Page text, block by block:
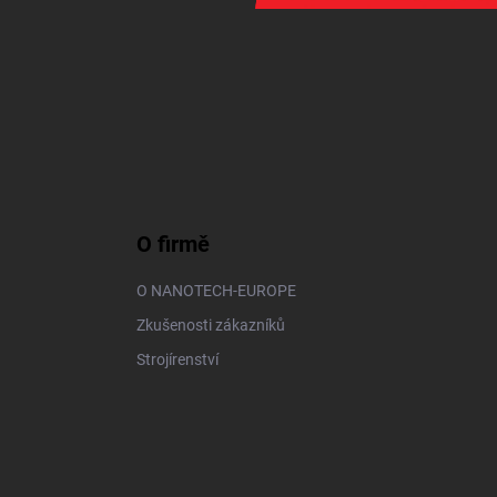
O firmě
O NANOTECH-EUROPE
Zkušenosti zákazníků
Strojírenství